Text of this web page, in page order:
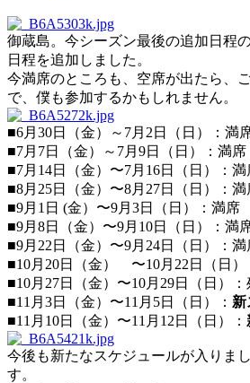
御蔵島。今シーズン最後の追加日程
日程を追加しました。
今満席のところも、空席が出たら、
で、僕も参加するかもしれません。
■6月30日（金）～7月2日（日）：
■7月7日（金）～7月9日（日）：満
■7月14日（金）〜7月16日（日）：
■8月25日（金）〜8月27日（日）：満
■9月1日 (金）〜9月3日（日）：満席
■9月8日（金）〜9月10日（日）：満
■9月22日（金）〜9月24日（日）：満
■10月20日（金） 〜10月22日（日）
■10月27日（金）〜10月29日（日）：
■11月3日（金）〜11月5日（日）： 新
■11月10日（金）〜11月12日（日）：
今後も新たなスケジュールが入りま
す。